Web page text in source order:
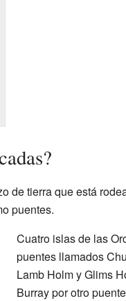
de tierra que está
puentes.
Cuatro islas de las
puentes llamados
Lamb Holm y Glims
Burray por otro